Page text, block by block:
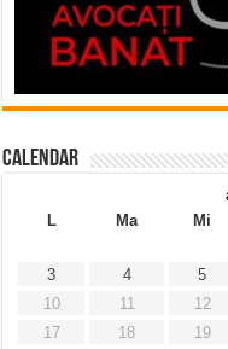
Calendar
L
Ma Mi
3
4 5
10
11 12
17
18 19